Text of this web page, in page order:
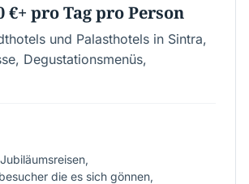
€+ pro Tag pro Person
und Palasthotels in Sintra,
Degustationsmenüs,
die es sich gönnen,